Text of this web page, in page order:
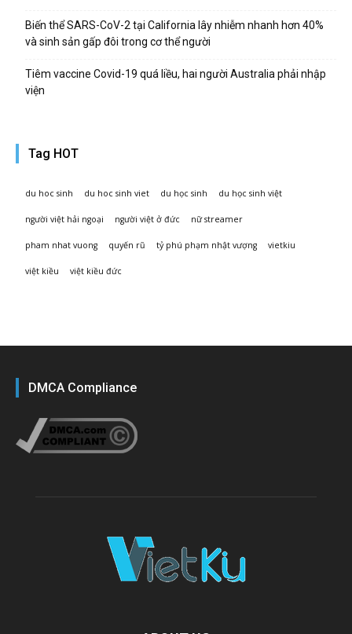
Biến thể SARS-CoV-2 tại California lây nhiễm nhanh hơn 40%
và sinh sản gấp đôi trong cơ thể người
Tiêm vaccine Covid-19 quá liều, hai người Australia phải nhập
viện
Tag HOT
du hoc sinh du hoc sinh viet du học sinh du học sinh việt
người việt hải ngoại người việt ở đức nữ streamer
pham nhat vuong quyến rũ tỷ phú phạm nhật vượng vietkiu
việt kiều việt kiều đức
DMCA Compliance